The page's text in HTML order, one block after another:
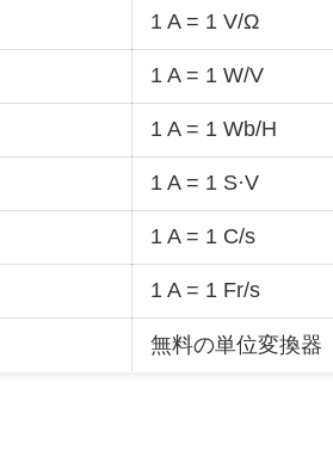
1 A = 1 V/Ω
1 A = 1 W/V
1 A = 1 Wb/H
1 A = 1 S·V
1 A = 1 C/s
1 A = 1 Fr/s
無料の単位変換器